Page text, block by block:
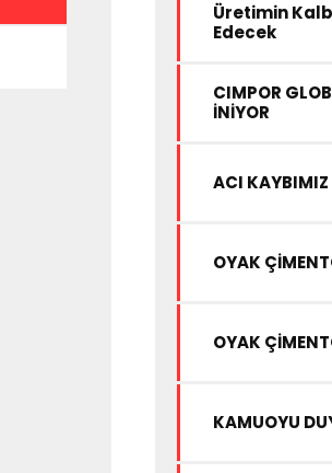
Üretimin
Edecek
CIMPOR
İNİYOR
ACI KAYBIMIZ
OYAK
OYAK
KAMUOYU